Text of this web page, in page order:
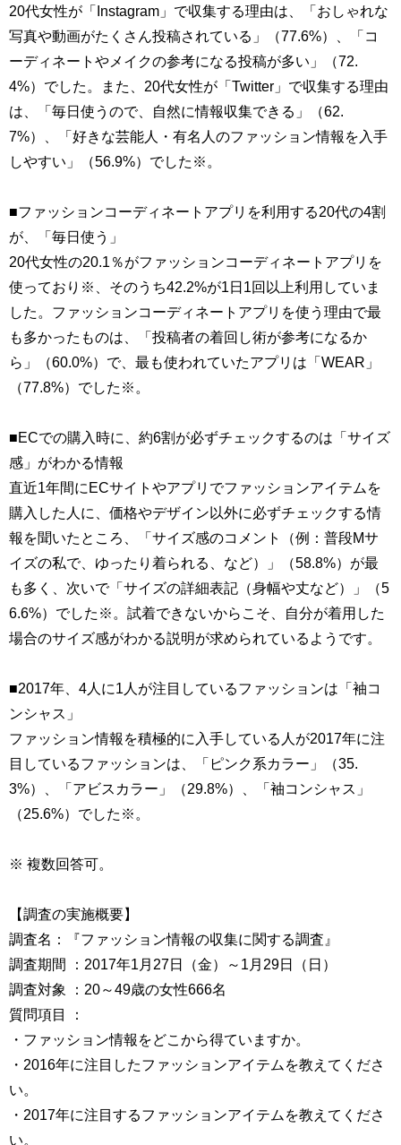
20代女性が「Instagram」で収集する理由は、「おしゃれな
写真や動画がたくさん投稿されている」（77.6%）、「コ
ーディネートやメイクの参考になる投稿が多い」（72.
4%）でした。また、20代女性が「Twitter」で収集する理由
は、「毎日使うので、自然に情報収集できる」（62.
7%）、「好きな芸能人・有名人のファッション情報を入手
しやすい」（56.9%）でした※。
■ファッションコーディネートアプリを利用する20代の4割
が、「毎日使う」
20代女性の20.1％がファッションコーディネートアプリを
使っており※、そのうち42.2%が1日1回以上利用していま
した。ファッションコーディネートアプリを使う理由で最
も多かったものは、「投稿者の着回し術が参考になるか
ら」（60.0%）で、最も使われていたアプリは「WEAR」
（77.8%）でした※。
■ECでの購入時に、約6割が必ずチェックするのは「サイズ
感」がわかる情報
直近1年間にECサイトやアプリでファッションアイテムを
購入した人に、価格やデザイン以外に必ずチェックする情
報を聞いたところ、「サイズ感のコメント（例：普段Mサ
イズの私で、ゆったり着られる、など）」（58.8%）が最
も多く、次いで「サイズの詳細表記（身幅や丈など）」（5
6.6%）でした※。試着できないからこそ、自分が着用した
場合のサイズ感がわかる説明が求められているようです。
■2017年、4人に1人が注目しているファッションは「袖コ
ンシャス」
ファッション情報を積極的に入手している人が2017年に注
目しているファッションは、「ピンク系カラー」（35.
3%）、「アビスカラー」（29.8%）、「袖コンシャス」
（25.6%）でした※。
※ 複数回答可。
【調査の実施概要】
調査名：『ファッション情報の収集に関する調査』
調査期間 ：2017年1月27日（金）～1月29日（日）
調査対象 ：20～49歳の女性666名
質問項目 ：
・ファッション情報をどこから得ていますか。
・2016年に注目したファッションアイテムを教えてくださ
い。
・2017年に注目するファッションアイテムを教えてくださ
い。